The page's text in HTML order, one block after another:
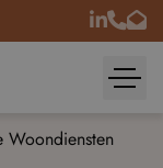
Woondiensten